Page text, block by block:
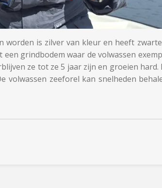
worden is zilver van kleur en heeft
grindbodem waar de volwassen
ze tot ze 5 jaar zijn en groeien
volwassen zeeforel kan snelheden